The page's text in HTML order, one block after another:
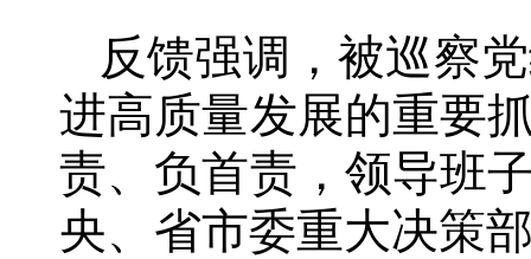
反馈强调，被巡察
进高质量发展的重要
责、负首责，领导班
央、省市委重大决策